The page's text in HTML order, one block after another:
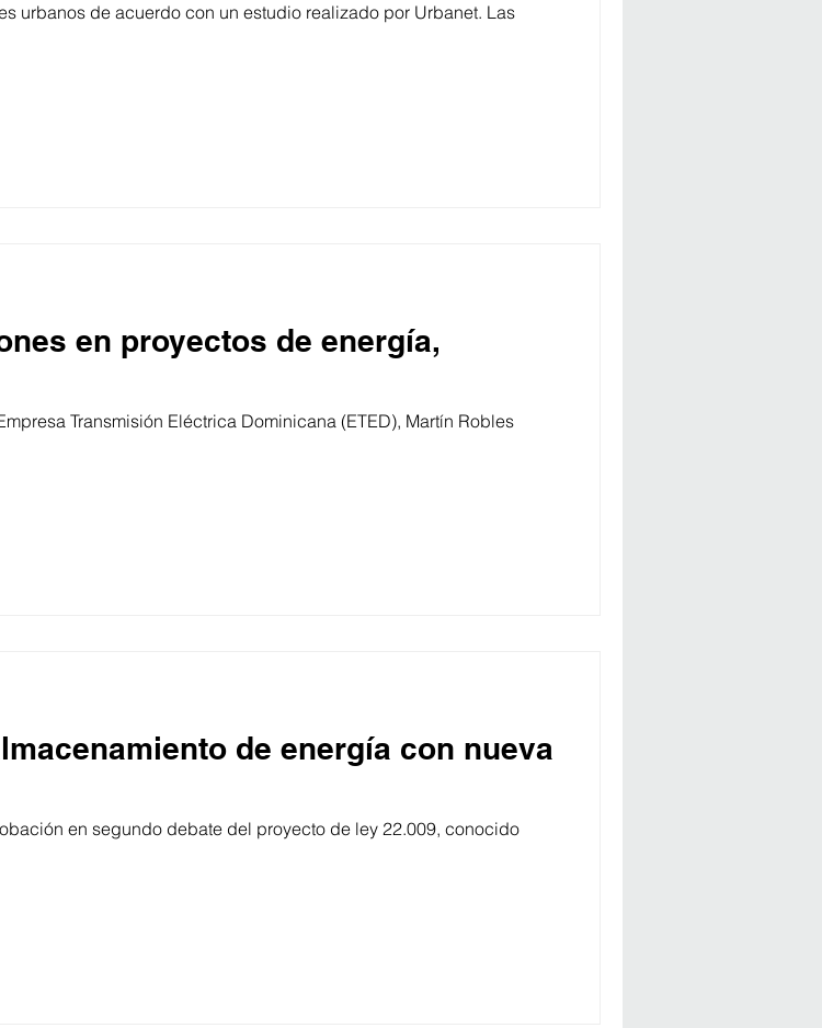
urbanos de acuerdo con un estudio realizado por Urbanet. Las
en proyectos de energía,
Transmisión Eléctrica Dominicana (ETED), Martín Robles
de energía con nueva
en segundo debate del proyecto de ley 22.009, conocido